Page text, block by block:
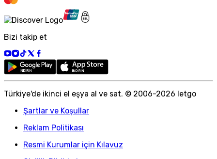
Bizi takip et
Türkiye'de ikinci el eşya al ve sat. © 2006-2026 letgo
Şartlar ve Koşullar
Reklam Politikası
Resmi Kurumlar için Kılavuz